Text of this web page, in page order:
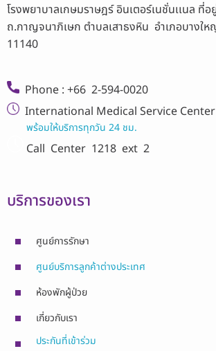
โรงพยาบาลเกษมราษฎร์ อินเตอร์เนชั่นเเนล ที่
ถ.กาญจนาภิเษก ตำบลเสาธงหิน อำเภอบาง
11140
Phone : +66 2-594-0020
International Medical Service Center
พร้อมให้บริการทุกวัน 24 ชม.
Call Center 1218 ext 2
บริการของเรา
ศูนย์การรักษา
ศูนย์บริการลูกค้าต่างประเทศ
ห้องพักผู้ป่วย
เกี่ยวกับเรา
ประกันที่เข้าร่วม